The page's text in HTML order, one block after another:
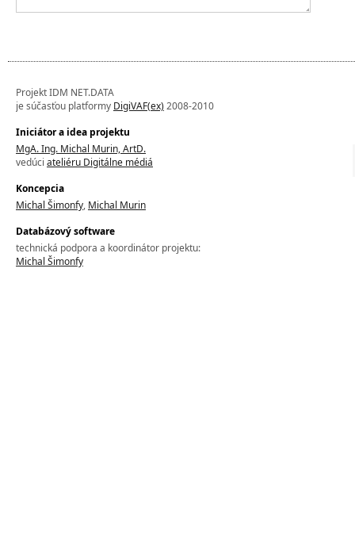
Projekt IDM NET.DATA
je súčasťou platformy DigiVAF(ex)2008-2010
Iniciátor a idea projektu
MgA. Ing. Michal Murin, ArtD.
vedúci ateliéru Digitálne médiá
Koncepcia
Michal Šimonfy, Michal Murin
Databázový software
technická podpora a koordinátor projektu:
Michal Šimonfy